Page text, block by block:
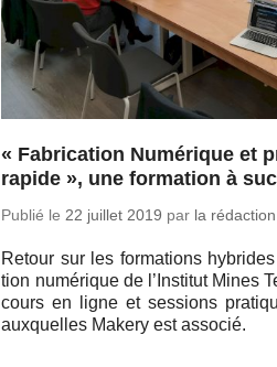
« Fabrication Numérique et
rapide », une formation à
Publié le22 juillet 2019 par la rédaction
Retour sur les for­ma­tions
tion nu­mé­rique de l’Ins­ti­tut Mines
cours en ligne et ses­sions
aux­quelles Makery est associé.